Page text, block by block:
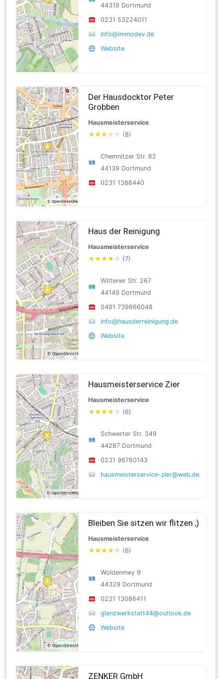
44319 Dortmund
0231 53224011
info@immodev.de
Website
Der Hausdocktor Peter
Grobben
Hausmeisterservice
★★★ ☆ ☆ (8)
Chemnitzer Str. 82
44139 Dortmund
0231 1388440
Haus der Reinigung
Hausmeisterservice
★★★★ ☆ (7)
Wittener Str. 267
44149 Dortmund
0491 739866048
info@hausderreinigung.de
Website
Hausmeisterservice Zier
Hausmeisterservice
★★★★ ☆ (6)
Schwerter Str. 349
44287 Dortmund
0231 96760143
hausmeisterservice-zier@web.de
Bleiben Sie sitzen wir flitzen ;)
Hausmeisterservice
★★★★ ☆ (6)
Woldenmey 9
44329 Dortmund
0231 13086411
glanzwerkstatt44@outlook.de
Website
ZENKER GmbH